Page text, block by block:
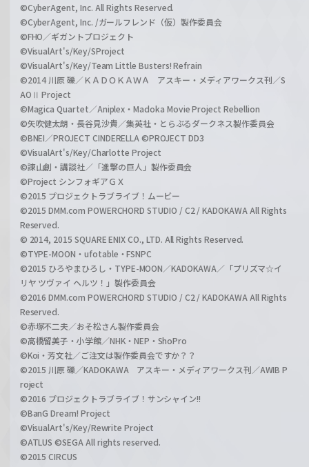
©CyberAgent, Inc. All Rights Reserved.
©CyberAgent, Inc. /ガールフレンド（仮）製作委員会
©FHO／ギガントプロジェクト
©VisualArt's/Key/SProject
©VisualArt's/Key/Team Little Busters! Refrain
©2014 川原 礫／ＫＡＤＯＫＡＷＡ アスキー・メディアワークス刊／S
AOⅡ Project
©Magica Quartet／Aniplex・Madoka Movie Project Rebellion
©矢吹健太朗・長谷見沙貴／集英社・とらぶるダークネス製作委員会
©BNEI／PROJECT CINDERELLA ©PROJECT DD3
©VisualArt's/Key/Charlotte Project
©諫山創・講談社／「進撃の巨人」製作委員会
©Project シンフォギアＧＸ
©2015 プロジェクトラブライブ！ムービー
©2015 DMM.com POWERCHORD STUDIO / C2 / KADOKAWA All Rights
Reserved.
© 2014, 2015 SQUARE ENIX CO., LTD. All Rights Reserved.
©TYPE-MOON・ufotable・FSNPC
©2015 ひろやまひろし・TYPE-MOON／KADOKAWA／「プリズマ☆イ
リヤ ツヴァイ ヘルツ！」製作委員会
©2016 DMM.com POWERCHORD STUDIO / C2 / KADOKAWA All Rights
Reserved.
©赤塚不二夫／おそ松さん製作委員会
©高橋留美子・小学館／NHK・NEP・ShoPro
©Koi・芳文社／ご注文は製作委員会ですか？？
©2015 川原 礫／KADOKAWA アスキー・メディアワークス刊／AWIB P
roject
©2016 プロジェクトラブライブ！サンシャイン!!
©BanG Dream! Project
©VisualArt's/Key/Rewrite Project
©ATLUS ©SEGA All rights reserved.
©2015 CIRCUS